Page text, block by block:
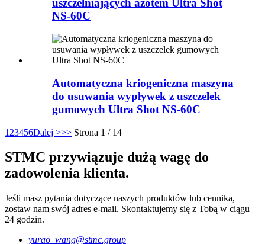
uszczelniających azotem Ultra Shot
NS-60C
Automatyczna kriogeniczna maszyna
do usuwania wypływek z uszczelek
gumowych Ultra Shot NS-60C
1 23456Dalej >>> Strona 1 / 14
STMC przywiązuje dużą wagę do
zadowolenia klienta.
Jeśli masz pytania dotyczące naszych produktów lub cennika,
zostaw nam swój adres e-mail. Skontaktujemy się z Tobą w ciągu
24 godzin.
yurao_wang@stmc.group